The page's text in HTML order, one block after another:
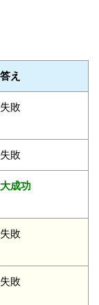
答え
失敗
失敗
大成功
失敗
失敗